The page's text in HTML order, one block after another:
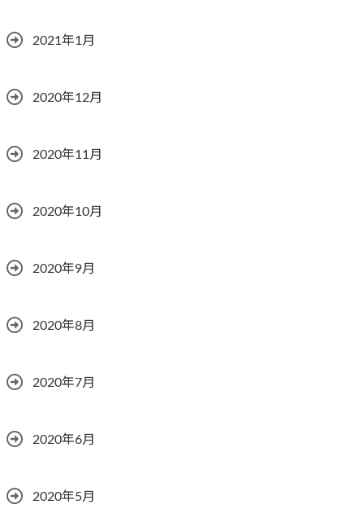
2021年1月
2020年12月
2020年11月
2020年10月
2020年9月
2020年8月
2020年7月
2020年6月
2020年5月